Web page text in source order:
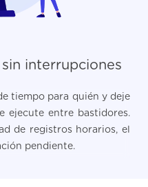
interrupciones
tiempo para quién y deje
ejecute entre bastidores.
de registros horarios, el
pendiente.